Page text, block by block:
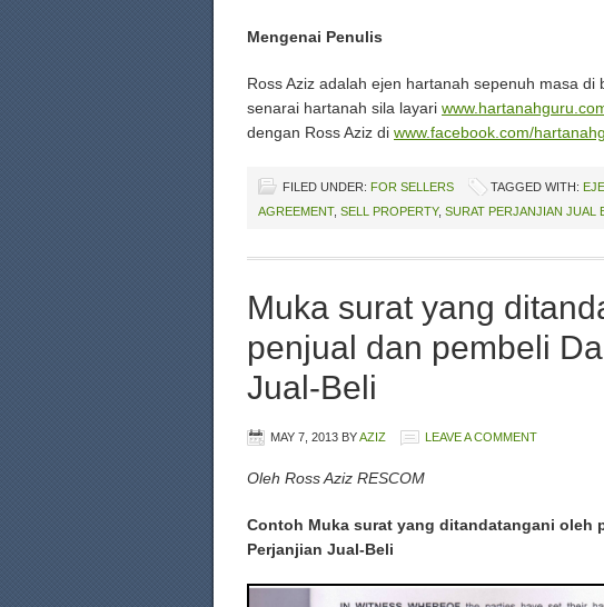
Mengenai Penulis
Ross Aziz adalah ejen hartanah sepenuh masa di
senarai hartanah sila layari
dengan Ross Aziz di www.facebook.com/
FILED UNDER: FOR SELLERS TAGGED WITH:
AGREEMENT, SELL PROPERTY, SURAT PERJANJIAN JUAL
Muka surat yang
penjual dan pembeli
Jual-Beli
MAY 7, 2013 BYAZIZ LEAVE A COMMENT
Oleh Ross Aziz RESCOM
Contoh Muka surat yang ditandatangani oleh
Perjanjian Jual-Beli